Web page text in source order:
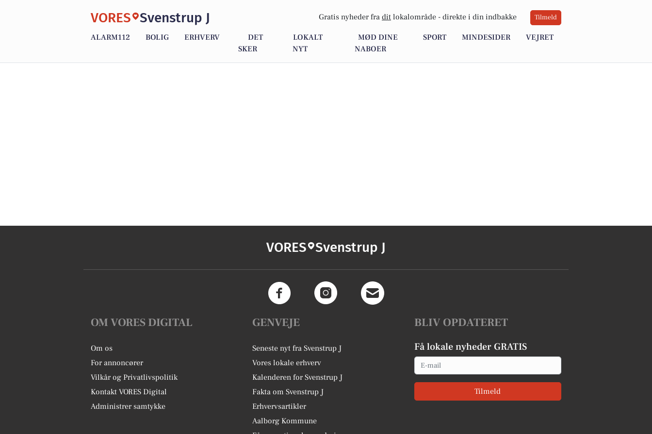
VORES Svenstrup J Gratis nyheder fra dit lokalområde - direkte i din indbakke Tilmeld
ALARM112 BOLIG ERHVERV
DET
SKER
LOKALT
NYT
MØD DINE
NABOER
SPORT MINDESIDER VEJRET
VORES Svenstrup J
OM VORES DIGITAL
Om os
For annoncører
Vilkår og Privatlivspolitik
Kontakt VORES Digital
Administrer samtykke
GENVEJE
Seneste nyt fra Svenstrup J
Vores lokale erhverv
Kalenderen for Svenstrup J
Fakta om Svenstrup J
Erhvervsartikler
Aalborg Kommune
BLIV OPDATERET
Få lokale nyheder GRATIS
Email
Tilmeld